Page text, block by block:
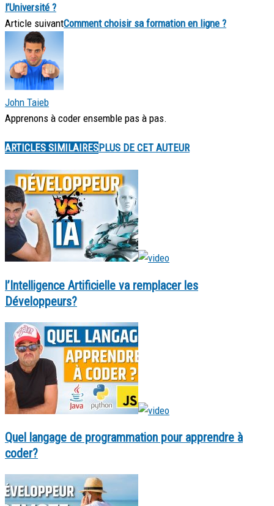
l’Université ?
Article suivantComment choisir sa formation en ligne ?
John Taieb
Apprenons à coder ensemble pas à pas.
ARTICLES SIMILAIRESPLUS DE CET AUTEUR
l’Intelligence Artificielle va remplacer les
Développeurs?
Quel langage de programmation pour apprendre à
coder?